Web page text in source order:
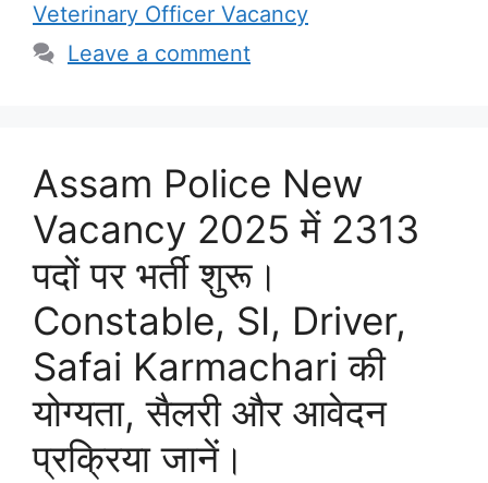
Veterinary Officer Vacancy
Leave a comment
Assam Police New
Vacancy 2025 में 2313
पदों पर भर्ती शुरू।
Constable, SI, Driver,
Safai Karmachari की
योग्यता, सैलरी और आवेदन
प्रक्रिया जानें।